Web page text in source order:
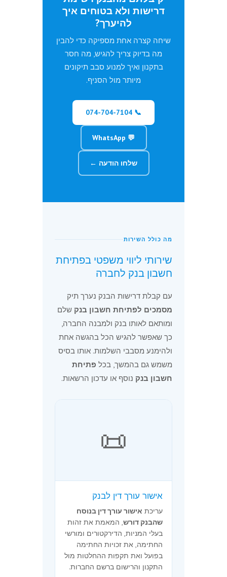
דרישות ולא בטוחים איך
להיערך?
שיחה קצרה אחת מספיקה כדי להבין
מה בדיוק צריך להגיש, מה חסר
בתקנון ואיך למנוע סבב תיקונים
מיותר מול הסניף.
📞 074-704-7104
💬 WhatsApp
שלחו הודעה ←
מה כולל השירות
שירותי ליווי משפטי בפתיחת
חשבון בנק לחברה
עם קבלת דרישות הבנק נערך תיק
מסמכים לפתיחת חשבון בנק שלם
ומותאם לאותו בנק ולמבנה החברה,
כך שאפשר להגיש הכל בהגשה אחת
ולהימנע מסבבי השלמות. אותו בסיס
משמש גם בהמשך, בכל פתיחת
חשבון בנק נוסף או עדכון הרשאות.
📜
אישור עורך דין לבנק
עריכת אישור עורך דין בנוסח
שהבנק דורש, המאמת את זהות
בעלי המניות, הדירקטורים ומורשי
החתימה, את זכויות החתימה
בפועל ואת תקפות ההחלטות מול
התקנון והרישום ברשם החברות.